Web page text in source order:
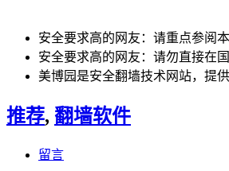
安全要求高的网友：请重点参阅
安全要求高的网友：请勿直接在
美博园是安全翻墙技术网站，提
推荐, 翻墙软件
留言